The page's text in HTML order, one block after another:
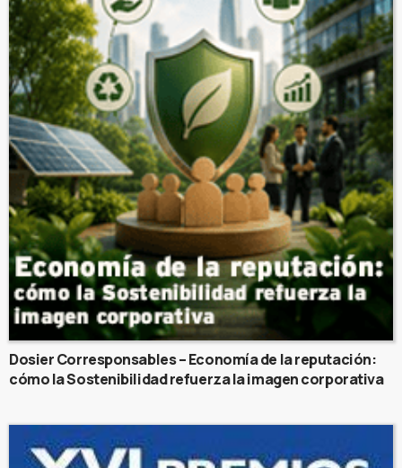
Dosier Corresponsables – Economía de la reputación:
cómo la Sostenibilidad refuerza la imagen corporativa